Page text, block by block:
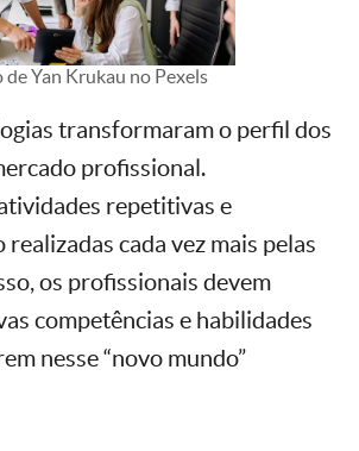
de Yan Krukau no Pexels
transformaram o perfil dos
profissional.
repetitivas e
realizadas cada vez mais pelas
os profissionais devem
competências e habilidades
nesse “novo mundo”